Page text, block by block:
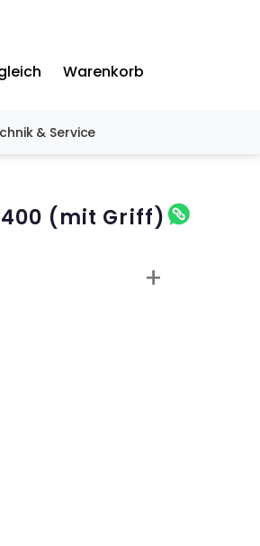
Warenkorb
& Service
(mit Griff)
+